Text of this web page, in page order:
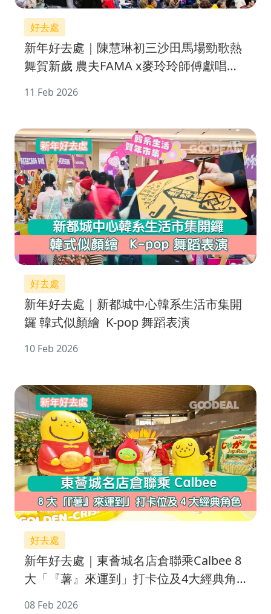
好去處
新年好去處｜陳慧琳初三沙田馬場勁歌熱
舞賀新歲 農夫FAMA x麥玲玲師傅獻唱經
11 Feb 2026
好去處
新年好去處｜新都城中心韓系生活市集開
鑼 韓式似顏繪 K-pop 舞蹈表演
10 Feb 2026
好去處
新年好去處｜東薈城名店倉聯乘Calbee 8
大「『薯』來運到」打卡位及4大經典角
08 Feb 2026